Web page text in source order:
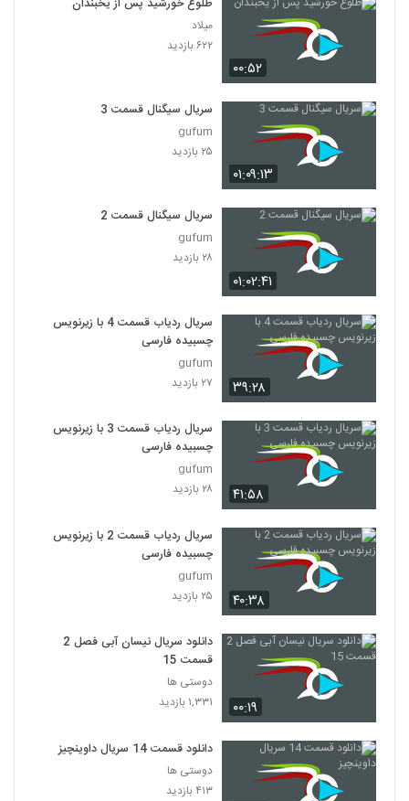
۰۰:۵۲
میلاد
۶۲۲ بازدید
۰۱:۰۹:۱۳
سریال سیگنال قسمت 3
gufum
۲۵ بازدید
۰۱:۰۲:۴۱
سریال سیگنال قسمت 2
gufum
۲۸ بازدید
۳۹:۲۸
سریال ردیاب قسمت 4 با زیرنویس
چسبیده فارسی
gufum
۲۷ بازدید
۴۱:۵۸
سریال ردیاب قسمت 3 با زیرنویس
چسبیده فارسی
gufum
۲۸ بازدید
۴۰:۳۸
سریال ردیاب قسمت 2 با زیرنویس
چسبیده فارسی
gufum
۲۵ بازدید
۰۰:۱۹
دانلود سریال نیسان آبی فصل 2
قسمت 15
دوستی ها
۱,۳۳۱ بازدید
دانلود قسمت 14 سریال داوینچیز
دوستی ها
۴۱۳ بازدید